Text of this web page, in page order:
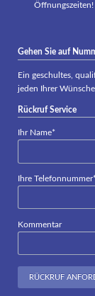
Öffnungszeiten!
Gehen Sie auf
Ein geschultes,
jeden Ihrer
Rückruf Service
Pflichtfeld
Ihr Name*
Pflichtfeld
Ihre Telefonnummer*
Kommentar
RÜCKRUF